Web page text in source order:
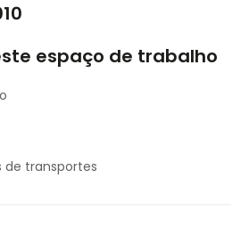
espaço de trabalho
de transportes